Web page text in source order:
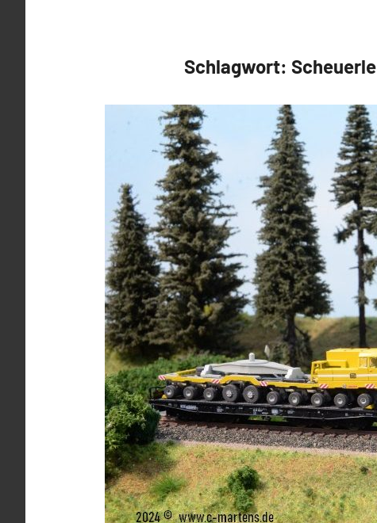
Schlagwort: Scheuerle